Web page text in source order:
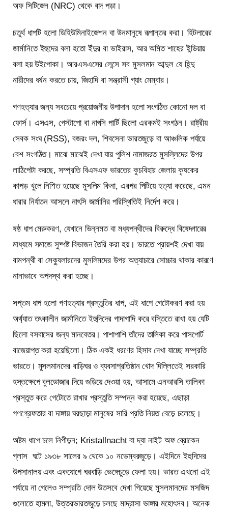
অফ সিটিজেন (NRC) থেকে বাদ পড়া।
চতুর্থ ধাপটি হলো ডিহিউমিনাইজেশন বা উনমানুষে রূপান্তর করা। হিটলারের
জার্মানিতে ইহুদের বলা হতো ইঁদুর বা ভাইরাস, আর অমিত শাহের ইন্ডিয়ায়
বলা হয় উইপোকা। আরএসএসের লেন্সে সব মুসলমান আব্দুল যে হিন্দু
নারীদের ধর্ষন করতে চায়, জিহাদি বা সন্ত্রাসী গ্যাং মেম্বার।
গণহত্যার জন্য সবচেয়ে প্রয়োজনীয় উপাদান হলো সংগঠিত কোনো দল বা
ফোর্স। এসএস, গেস্টাপো বা নাৎসি পার্টি ছিলো এরকমই সংগঠন। রাষ্ট্রীয়
সেবক সংঘ (RSS), বজরং দল, শিবসেনা ভারতজুড়ে বা আঞ্চলিক পর্যায়ে
বেশ সংগঠিত। মাঝে মাঝেই দেখা যায় পুলিশ নামাজরত মুসল্লিদের উপর
লাঠিপেটা করছে, সম্প্রতি বিএসএফ ভারতের কুচবিহার জেলায় কৃষকের
কাপড় খুলে নিশিত হয়েছে মুসলিম কিনা, এরপর পিটিয়ে হত্যা করেছে, এমন
ধারার নির্যাতন আসলে নাৎসি জার্মানির পরিস্থিতিই নির্দেশ করে।
ষষ্ঠ ধাপ মেরুকরণ, যেখানে ভিন্নমত বা মধ্যপন্থীদের বিরুদ্ধে বিষেদ্গারের
মাধ্যমে সমাজে সুষ্পষ্ট বিভাজন তৈরি করা হয়। ভারতে প্রায়শই দেখা যায়
বামপন্থী বা সেক্যুলারদের মুসলিমদের উপর অত্যাচারে সোচ্চার থাকার কারণে
নানাভাবে অপদস্থ করা হচ্ছে।
সপ্তম ধাপ হলো গণহত্যার প্রস্তুতির ধাপ, এই ধাপে গেটোকরণ করা হয়
অর্থ্যাত তৎকালীন জার্মানিতে ইহুদিদের গাদাগাদি করে বস্তিতে রাখা হয় যেটি
ছিলো বসবাসের জন্য মানবেতর। পাশাপাশি তাঁদের তালিকা করে পাসপোর্ট
বাজেয়াপ্ত করা হয়েছিলো। ঠিক একই ধরণের হিসাব দেখা যাচ্ছে সম্প্রতি
ভারতে। মুসলমানদের বাড়িঘর ও ব্যবসাপ্রতিষ্ঠান খোদ দিল্লিতেই সরকারি
হস্তক্ষেপে বুলডোজার দিয়ে গুড়িয়ে দেওয়া হয়, আসামে এনআরসি তালিকা
প্রস্তুত করে গেটোতে রাখার প্রস্তুতি সম্পন্ন করা হয়েছে, এছাড়া
গণগ্রেফতার বা দাঙ্গায় ঘরছাড়া মানুষের সারি প্রতি নিয়ত বেড়ে চলেছে।
অষ্টম ধাপে চলে নিপীড়ন; Kristallnacht বা দ্যা নাইট অফ ব্রোকেন
গ্লাস ঘটে ১৯৩৮ সালের ৯ থেকে ১০ নভেম্বরজুড়ে। এইদিনে ইহুদিদের
উপসানালয় এবং একযোগে ঘরবাড়ি ভেঙ্গেচুড়ে ফেলা হয়। ভারত এখনো এই
পর্যায়ে না গেলেও সম্প্রতি দোল উতসবে দেখা গিয়েছে মুসলমানদের মসজিদ
গুলোতে হামলা, উত্তরভারতজুড়ে চলছে মাদ্রাসা ভাঙ্গার মহোৎসব। অনেক